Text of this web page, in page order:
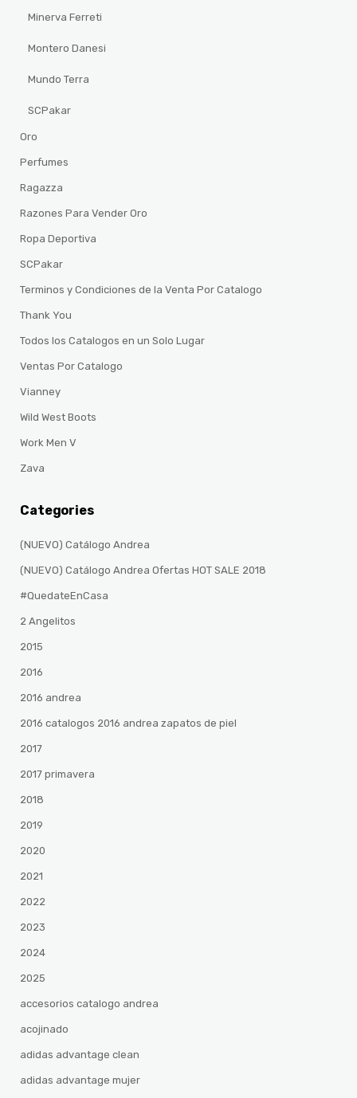
Minerva Ferreti
Montero Danesi
Mundo Terra
SCPakar
Oro
Perfumes
Ragazza
Razones Para Vender Oro
Ropa Deportiva
SCPakar
Terminos y Condiciones de la Venta Por Catalogo
Thank You
Todos los Catalogos en un Solo Lugar
Ventas Por Catalogo
Vianney
Wild West Boots
Work Men V
Zava
Categories
(NUEVO) Catálogo Andrea
(NUEVO) Catálogo Andrea Ofertas HOT SALE 2018
#QuedateEnCasa
2 Angelitos
2015
2016
2016 andrea
2016 catalogos 2016 andrea zapatos de piel
2017
2017 primavera
2018
2019
2020
2021
2022
2023
2024
2025
accesorios catalogo andrea
acojinado
adidas advantage clean
adidas advantage mujer